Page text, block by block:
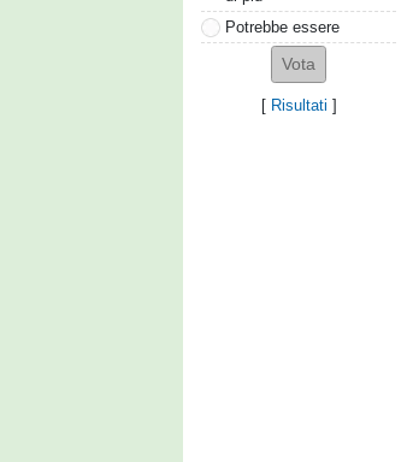
Potrebbe essere
[ Risultati ]